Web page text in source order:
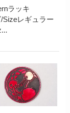
ラッキ
Sizeレギュラー